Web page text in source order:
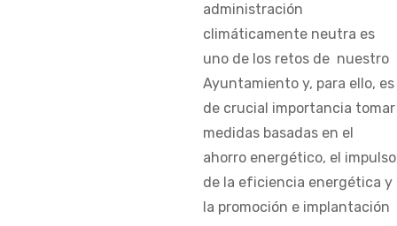
administración
climáticamente neutra es
uno de los retos de nuestro
Ayuntamiento y, para ello, es
de crucial importancia tomar
medidas basadas en el
ahorro energético, el impulso
de la eficiencia energética y
la promoción e implantación